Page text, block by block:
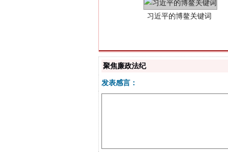
“刷贴”乱象丛生
聚焦廉政法纪
发表感言：